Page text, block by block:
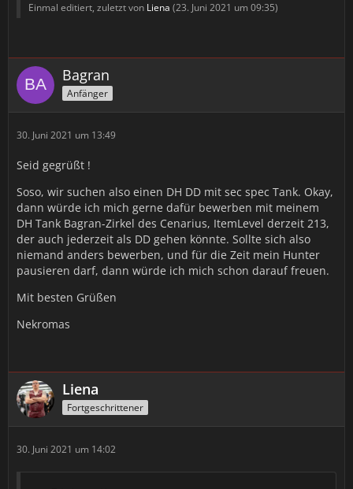
Einmal editiert, zuletzt von Liena (23. Juni 2021 um 09:35)
Bagran
Anfänger
30. Juni 2021 um 13:49
Seid gegrüßt !
Soso, wir suchen also einen DH DD mit sec spec Tank. Okay,
dann würde ich mich gerne dafür bewerben mit meinem
DH Tank Bagran-Zirkel des Cenarius, ItemLevel derzeit 213,
der auch jederzeit als DD gehen könnte. Sollte sich also
niemand anders bewerben, und für die Zeit mein Hunter
pausieren darf, dann würde ich mich schon darauf freuen.
Mit besten Grüßen
Nekromas
Liena
Fortgeschrittener
30. Juni 2021 um 14:02